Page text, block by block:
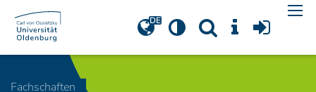
Navigation[Access-Key 1
Choose other language
Fachschaften